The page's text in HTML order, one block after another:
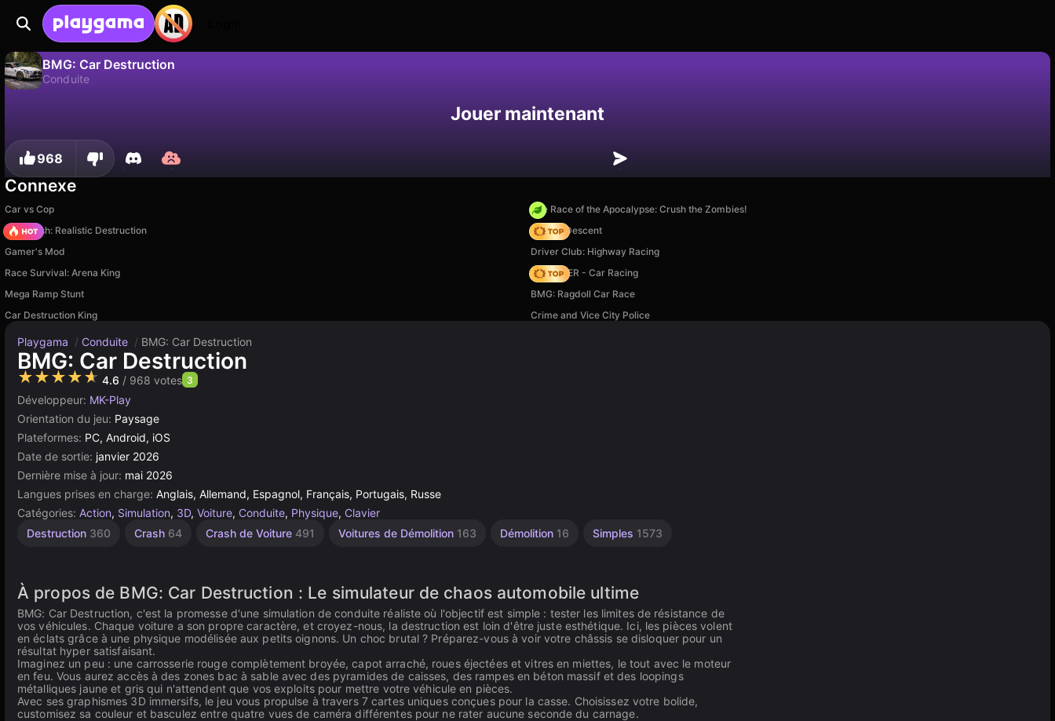
BMG: Car Destruction
Conduite
Jouer maintenant
968
Connexe
Car vs Cop
The Race of the Apocalypse: Crush the Zombies!
Car Crush: Realistic Destruction
Deadly Descent
Gamer's Mod
Driver Club: Highway Racing
Race Survival: Arena King
MR RACER - Car Racing
Mega Ramp Stunt
BMG: Ragdoll Car Race
Car Destruction King
Crime and Vice City Police
Playgama / Conduite / BMG: Car Destruction
BMG: Car Destruction
★★★★★ 4.6 / 968 votes 3
Développeur: MK-Play
Orientation du jeu: Paysage
Plateformes: PC, Android, iOS
Date de sortie: janvier 2026
Dernière mise à jour: mai 2026
Langues prises en charge: Anglais, Allemand, Espagnol, Français, Portugais, Russe
Catégories: Action, Simulation, 3D, Voiture, Conduite, Physique, Clavier
Destruction 360 Crash 64 Crash de Voiture 491 Voitures de Démolition 163 Démolition 16 Simples 1573
À propos de BMG: Car Destruction : Le simulateur de chaos automobile ultime
BMG: Car Destruction, c'est la promesse d'une simulation de conduite réaliste où l'objectif est simple : tester les limites de résistance de
vos véhicules. Chaque voiture a son propre caractère, et croyez-nous, la destruction est loin d'être juste esthétique. Ici, les pièces volent
en éclats grâce à une physique modélisée aux petits oignons. Un choc brutal ? Préparez-vous à voir votre châssis se disloquer pour un
résultat hyper satisfaisant.
Imaginez un peu : une carrosserie rouge complètement broyée, capot arraché, roues éjectées et vitres en miettes, le tout avec le moteur
en feu. Vous aurez accès à des zones bac à sable avec des pyramides de caisses, des rampes en béton massif et des loopings
métalliques jaune et gris qui n'attendent que vos exploits pour mettre votre véhicule en pièces.
Avec ses graphismes 3D immersifs, le jeu vous propulse à travers 7 cartes uniques conçues pour la casse. Choisissez votre bolide,
customisez sa couleur et basculez entre quatre vues de caméra différentes pour ne rater aucune seconde du carnage.